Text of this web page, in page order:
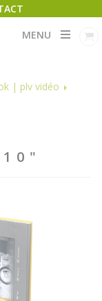
MENU
| plv vidéo